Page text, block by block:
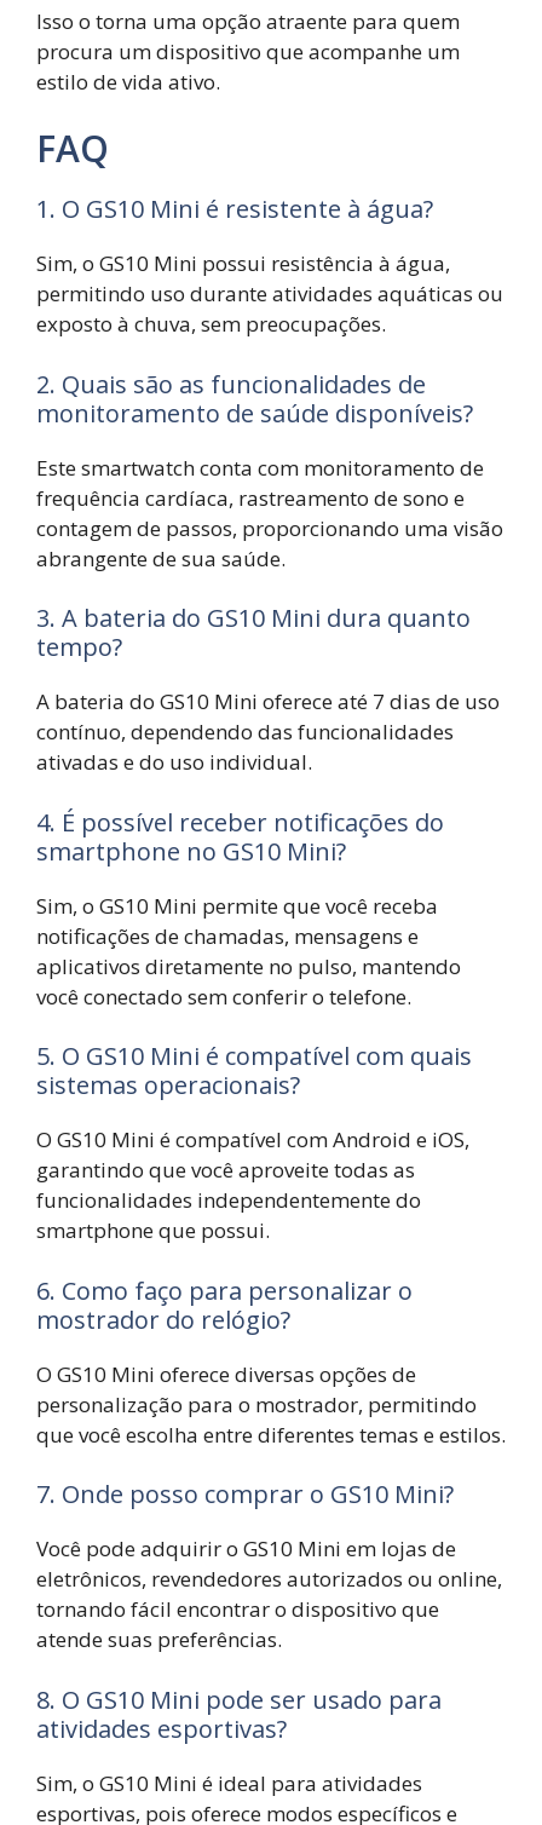
Isso o torna uma opção atraente para quem
procura um dispositivo que acompanhe um
estilo de vida ativo.
FAQ
1. O GS10 Mini é resistente à água?
Sim, o GS10 Mini possui resistência à água,
permitindo uso durante atividades aquáticas ou
exposto à chuva, sem preocupações.
2. Quais são as funcionalidades de
monitoramento de saúde disponíveis?
Este smartwatch conta com monitoramento de
frequência cardíaca, rastreamento de sono e
contagem de passos, proporcionando uma visão
abrangente de sua saúde.
3. A bateria do GS10 Mini dura quanto
tempo?
A bateria do GS10 Mini oferece até 7 dias de uso
contínuo, dependendo das funcionalidades
ativadas e do uso individual.
4. É possível receber notificações do
smartphone no GS10 Mini?
Sim, o GS10 Mini permite que você receba
notificações de chamadas, mensagens e
aplicativos diretamente no pulso, mantendo
você conectado sem conferir o telefone.
5. O GS10 Mini é compatível com quais
sistemas operacionais?
O GS10 Mini é compatível com Android e iOS,
garantindo que você aproveite todas as
funcionalidades independentemente do
smartphone que possui.
6. Como faço para personalizar o
mostrador do relógio?
O GS10 Mini oferece diversas opções de
personalização para o mostrador, permitindo
que você escolha entre diferentes temas e estilos.
7. Onde posso comprar o GS10 Mini?
Você pode adquirir o GS10 Mini em lojas de
eletrônicos, revendedores autorizados ou online,
tornando fácil encontrar o dispositivo que
atende suas preferências.
8. O GS10 Mini pode ser usado para
atividades esportivas?
Sim, o GS10 Mini é ideal para atividades
esportivas, pois oferece modos específicos e